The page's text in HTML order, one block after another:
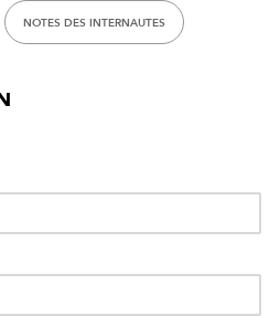
NOTES DES INTERNAUTES